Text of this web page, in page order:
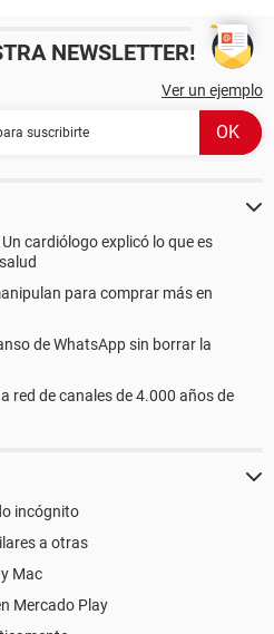
NEWSLETTER!
Ver un ejemplo
cardiólogo explicó lo que es
para comprar más en
de WhatsApp sin borrar la
red de canales de 4.000 años de
incógnito
a otras
Mac
Mercado Play